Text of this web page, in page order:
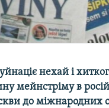
нехай і
мейнстріму в
до міжнародних